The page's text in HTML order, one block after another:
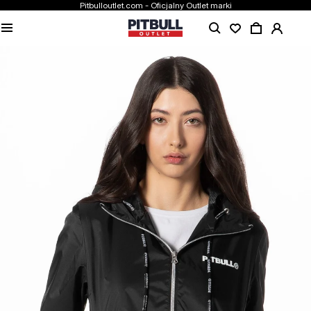
Pitbulloutlet.com - Oficjalny Outlet marki